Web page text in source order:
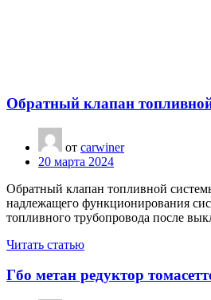
Обратный клапан
от carwiner
20 марта 2024
Обратный клапан топливной
надлежащего функционирования
топливного трубопровода после
Читать статью
Гбо метан редуктор